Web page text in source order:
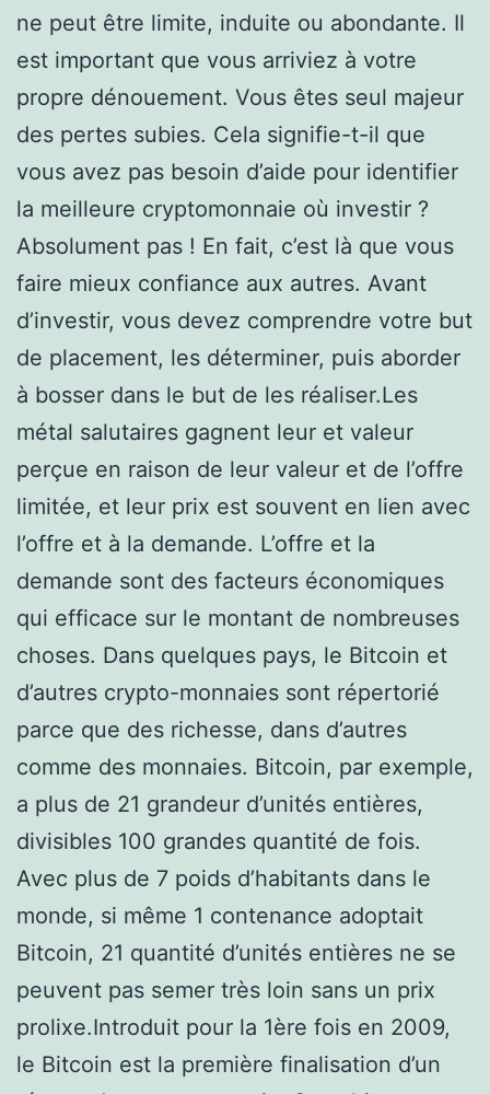
ne peut être limite, induite ou abondante. Il
est important que vous arriviez à votre
propre dénouement. Vous êtes seul majeur
des pertes subies. Cela signifie-t-il que
vous avez pas besoin d’aide pour identifier
la meilleure cryptomonnaie où investir ?
Absolument pas ! En fait, c’est là que vous
faire mieux confiance aux autres. Avant
d’investir, vous devez comprendre votre but
de placement, les déterminer, puis aborder
à bosser dans le but de les réaliser.Les
métal salutaires gagnent leur et valeur
perçue en raison de leur valeur et de l’offre
limitée, et leur prix est souvent en lien avec
l’offre et à la demande. L’offre et la
demande sont des facteurs économiques
qui efficace sur le montant de nombreuses
choses. Dans quelques pays, le Bitcoin et
d’autres crypto-monnaies sont répertorié
parce que des richesse, dans d’autres
comme des monnaies. Bitcoin, par exemple,
a plus de 21 grandeur d’unités entières,
divisibles 100 grandes quantité de fois.
Avec plus de 7 poids d’habitants dans le
monde, si même 1 contenance adoptait
Bitcoin, 21 quantité d’unités entières ne se
peuvent pas semer très loin sans un prix
prolixe.Introduit pour la 1ère fois en 2009,
le Bitcoin est la première finalisation d’un